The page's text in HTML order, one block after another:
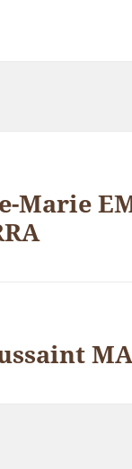
Marie